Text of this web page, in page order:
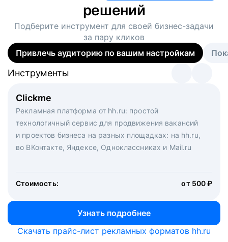
решений
Подберите инструмент для своей бизнес-задачи
за пару кликов
Привлечь аудиторию по вашим настройкам
Clickme
Рекламная платформа от hh.ru: простой
технологичный сервис для продвижения вакансий
и проектов бизнеса на разных площадках: на hh.ru,
во ВКонтакте, Яндексе, Одноклассниках и Mail.ru
Стоимость: от 500 ₽
Узнать подробнее
Инструменты
Вакансия дня
Рекламный формат для вакансий на главной странице
hh.ru. Увеличивает количество откликов
Инструменты
Массовый подбор под ключ. Решите, сколько
кандидатов и когда вам нужно, и за дело возьмутся
маркетологи, рекрутеры и проектные менеджеры
hh.ru с целым набором digital-инструментов
Инструменты
Скачать прайс-лист рекламных форматов hh.ru